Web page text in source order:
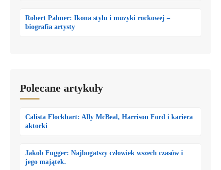
Robert Palmer: Ikona stylu i muzyki rockowej –
biografia artysty
Polecane artykuły
Calista Flockhart: Ally McBeal, Harrison Ford i kariera
aktorki
Jakob Fugger: Najbogatszy człowiek wszech czasów i
jego majątek.